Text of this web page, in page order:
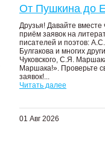
От Пушкина до
Друзья! Давайте вместе
приём заявок на
писателей и поэтов:
Булгакова и многих
Чуковского, С.Я.
Маршака!». Проверьте
заявок!...
Читать далее
01 Авг 2026